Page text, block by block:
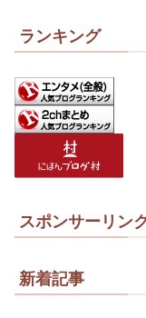
ランキング
スポンサーリン
新着記事